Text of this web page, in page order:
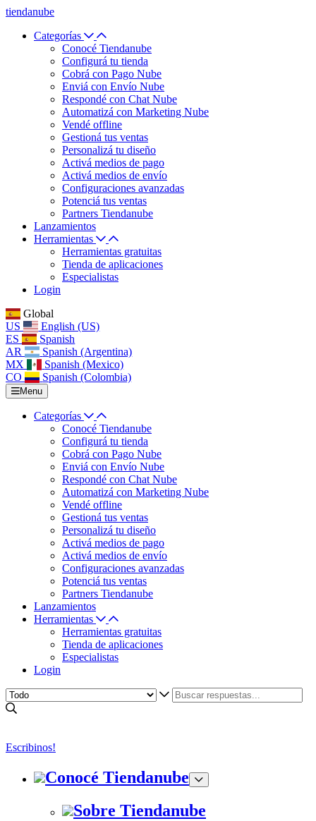
tiendanube
Categorías
Conocé Tiendanube
Configurá tu tienda
Cobrá con Pago Nube
Enviá con Envío Nube
Respondé con Chat Nube
Automatizá con Marketing Nube
Vendé offline
Gestioná tus ventas
Personalizá tu diseño
Activá medios de pago
Activá medios de envío
Configuraciones avanzadas
Potenciá tus ventas
Partners Tiendanube
Lanzamientos
Herramientas
Herramientas gratuitas
Tienda de aplicaciones
Especialistas
Login
Global
US
English (US)
ES
Spanish
AR
Spanish (Argentina)
MX
Spanish (Mexico)
CO
Spanish (Colombia)
Menu
Categorías
Conocé Tiendanube
Configurá tu tienda
Cobrá con Pago Nube
Enviá con Envío Nube
Respondé con Chat Nube
Automatizá con Marketing Nube
Vendé offline
Gestioná tus ventas
Personalizá tu diseño
Activá medios de pago
Activá medios de envío
Configuraciones avanzadas
Potenciá tus ventas
Partners Tiendanube
Lanzamientos
Herramientas
Herramientas gratuitas
Tienda de aplicaciones
Especialistas
Login
Escribinos!
Conocé Tiendanube
Sobre Tiendanube